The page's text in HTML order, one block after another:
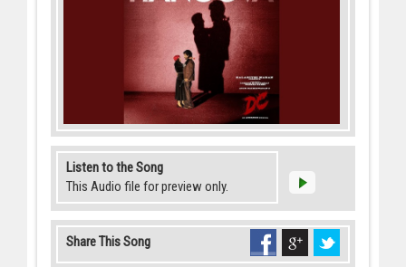
Listen to the Song
This Audio file for preview only.
Share This Song